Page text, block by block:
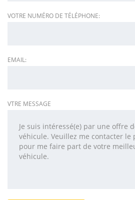
VOTRE NUMÉRO DE TÉLÉPHONE:
EMAIL:
VTRE MESSAGE